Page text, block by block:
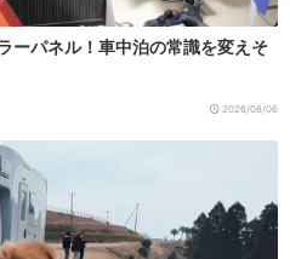
ーパネル！車中泊の常識を変えそ
2026/08/06